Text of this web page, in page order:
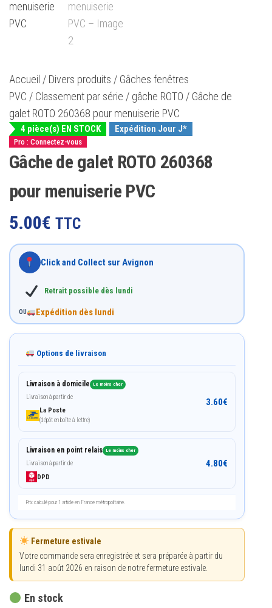
Accueil / Divers produits / Gâches fenêtres
PVC / Classement par série / gâche ROTO / Gâche de
galet ROTO 260368 pour menuiserie PVC
4 pièce(s) EN STOCK Expédition Jour J*
Pro : Connectez-vous
Gâche de galet ROTO 260368
pour menuiserie PVC
5.00€ TTC
Click and Collect sur Avignon
Retrait possible dès lundi
OU Expédition dès lundi
Options de livraison
Livraison à domicile Le moins cher
Livraison à partir de
La Poste
(dépôt en boîte à lettre)
3.60€
Livraison en point relais Le moins cher
Livraison à partir de
DPD
4.80€
Prix calculé pour 1 article en France métropolitaine.
Fermeture estivale
Votre commande sera enregistrée et sera préparée à partir du
lundi 31 août 2026 en raison de notre fermeture estivale.
En stock